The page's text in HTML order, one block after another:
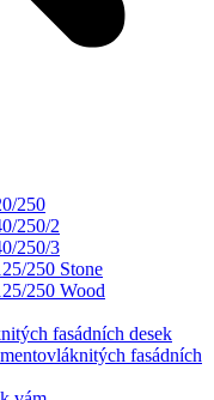
250
250/2
250/3
250 Stone
250 Wood
fasádních desek
fasádních